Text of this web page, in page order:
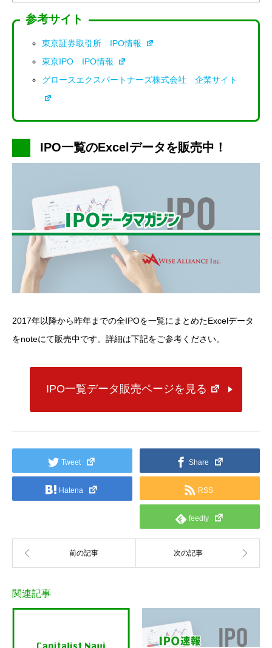
参考サイト
東京証券取引所 IPO情報
東京IPO IPO情報
グロースエクスパートナーズ株式会社 企業サイト
IPO一覧のExcelデータを販売中！
2017年以降から昨年までの全IPOを一覧にまとめたExcelデータ
をnoteにて販売中です。詳細は下記をご参考ください。
IPO一覧データ販売ページを見る
Tweet Share
Hatena RSS
feedly
関連記事